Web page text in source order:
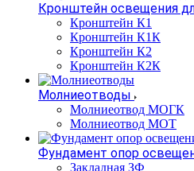
Кронштейн освещения
Кронштейн К1
Кронштейн К1К
Кронштейн К2
Кронштейн К2К
Молниеотводы
Молниеотвод МОГК
Молниеотвод МОТ
Фундамент опор
Закладная ЗФ